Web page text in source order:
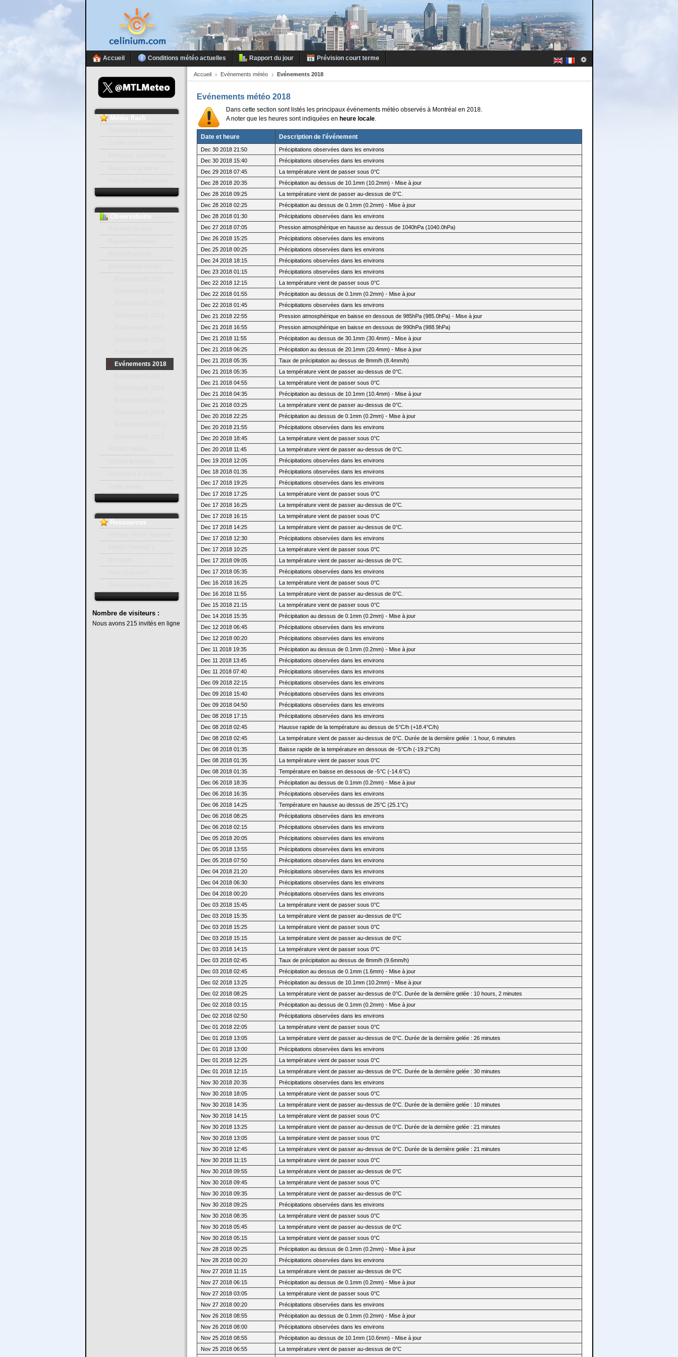
Accueil Conditions météo actuelles Rapport du jour Prévision court terme
Accueil Evénements météo Evénements 2018
Evénements météo 2018
Dans cette section sont listés les principaux événements météo observés à Montréal en 2018.
A noter que les heures sont indiquées enheure locale
Date et heure Description de l'événement
Dec 30 2018 21:50
Précipitations observées dans les environs
Dec 30 2018 15:40
Précipitations observées dans les environs
Dec 29 2018 07:45
La température vient de passer sous 0°C
Dec 28 2018 20:35
Précipitation au dessus de 10.1mm (10.2mm) - Mise à jour
Dec 28 2018 09:25
La température vient de passer au-dessus de 0°C.
Dec 28 2018 02:25
Précipitation au dessus de 0.1mm (0.2mm) - Mise à jour
Dec 28 2018 01:30
Précipitations observées dans les environs
Dec 27 2018 07:05
Pression atmosphérique en hausse au dessus de 1040hPa (1040.0hPa)
Dec 26 2018 15:25
Précipitations observées dans les environs
Dec 25 2018 00:25
Précipitations observées dans les environs
Dec 24 2018 18:15
Précipitations observées dans les environs
Dec 23 2018 01:15
Précipitations observées dans les environs
Dec 22 2018 12:15
La température vient de passer sous 0°C
Dec 22 2018 01:55
Précipitation au dessus de 0.1mm (0.2mm) - Mise à jour
Dec 22 2018 01:45
Précipitations observées dans les environs
Dec 21 2018 22:55
Pression atmosphérique en baisse en dessous de 985hPa (985.0hPa) - Mise à jour
Dec 21 2018 16:55
Pression atmosphérique en baisse en dessous de 990hPa (988.9hPa)
Dec 21 2018 11:55
Précipitation au dessus de 30.1mm (30.4mm) - Mise à jour
Dec 21 2018 06:25
Précipitation au dessus de 20.1mm (20.4mm) - Mise à jour
Dec 21 2018 05:35
Taux de précipitation au dessus de 8mm/h (8.4mm/h)
Dec 21 2018 05:35
La température vient de passer au-dessus de 0°C.
Dec 21 2018 04:55
La température vient de passer sous 0°C
Dec 21 2018 04:35
Précipitation au dessus de 10.1mm (10.4mm) - Mise à jour
Dec 21 2018 03:25
La température vient de passer au-dessus de 0°C.
Dec 20 2018 22:25
Précipitation au dessus de 0.1mm (0.2mm) - Mise à jour
Dec 20 2018 21:55
Précipitations observées dans les environs
Dec 20 2018 18:45
La température vient de passer sous 0°C
Dec 20 2018 11:45
La température vient de passer au-dessus de 0°C.
Dec 19 2018 12:05
Précipitations observées dans les environs
Dec 18 2018 01:35
Précipitations observées dans les environs
Dec 17 2018 19:25
Précipitations observées dans les environs
Dec 17 2018 17:25
La température vient de passer sous 0°C
Dec 17 2018 16:25
La température vient de passer au-dessus de 0°C.
Dec 17 2018 16:15
La température vient de passer sous 0°C
Dec 17 2018 14:25
La température vient de passer au-dessus de 0°C.
Dec 17 2018 12:30
Précipitations observées dans les environs
Dec 17 2018 10:25
La température vient de passer sous 0°C
Dec 17 2018 09:05
La température vient de passer au-dessus de 0°C.
Dec 17 2018 05:35
Précipitations observées dans les environs
Dec 16 2018 16:25
La température vient de passer sous 0°C
Dec 16 2018 11:55
La température vient de passer au-dessus de 0°C.
Dec 15 2018 21:15
La température vient de passer sous 0°C
Dec 14 2018 15:35
Précipitation au dessus de 0.1mm (0.2mm) - Mise à jour
Dec 12 2018 06:45
Précipitations observées dans les environs
Dec 12 2018 00:20
Précipitations observées dans les environs
Dec 11 2018 19:35
Précipitation au dessus de 0.1mm (0.2mm) - Mise à jour
Dec 11 2018 13:45
Précipitations observées dans les environs
Dec 11 2018 07:40
Précipitations observées dans les environs
Dec 09 2018 22:15
Précipitations observées dans les environs
Dec 09 2018 15:40
Précipitations observées dans les environs
Dec 09 2018 04:50
Précipitations observées dans les environs
Dec 08 2018 17:15
Précipitations observées dans les environs
Dec 08 2018 02:45
Hausse rapide de la température au dessus de 5°C/h (+18.4°C/h)
Dec 08 2018 02:45
La température vient de passer au-dessus de 0°C. Durée de la dernière gelée : 1 hour, 6 minutes
Dec 08 2018 01:35
Baisse rapide de la température en dessous de -5°C/h (-19.2°C/h)
Dec 08 2018 01:35
La température vient de passer sous 0°C
Dec 08 2018 01:35
Température en baisse en dessous de -5°C (-14.6°C)
Dec 06 2018 18:35
Précipitation au dessus de 0.1mm (0.2mm) - Mise à jour
Dec 06 2018 16:35
Précipitations observées dans les environs
Dec 06 2018 14:25
Température en hausse au dessus de 25°C (25.1°C)
Dec 06 2018 08:25
Précipitations observées dans les environs
Dec 06 2018 02:15
Précipitations observées dans les environs
Dec 05 2018 20:05
Précipitations observées dans les environs
Dec 05 2018 13:55
Précipitations observées dans les environs
Dec 05 2018 07:50
Précipitations observées dans les environs
Dec 04 2018 21:20
Précipitations observées dans les environs
Dec 04 2018 06:30
Précipitations observées dans les environs
Dec 04 2018 00:20
Précipitations observées dans les environs
Dec 03 2018 15:45
La température vient de passer sous 0°C
Dec 03 2018 15:35
La température vient de passer au-dessus de 0°C
Dec 03 2018 15:25
La température vient de passer sous 0°C
Dec 03 2018 15:15
La température vient de passer au-dessus de 0°C
Dec 03 2018 14:15
La température vient de passer sous 0°C
Dec 03 2018 02:45
Taux de précipitation au dessus de 8mm/h (9.6mm/h)
Dec 03 2018 02:45
Précipitation au dessus de 0.1mm (1.6mm) - Mise à jour
Dec 02 2018 13:25
Précipitation au dessus de 10.1mm (10.2mm) - Mise à jour
Dec 02 2018 08:25
La température vient de passer au-dessus de 0°C. Durée de la dernière gelée : 10 hours, 2 minutes
Dec 02 2018 03:15
Précipitation au dessus de 0.1mm (0.2mm) - Mise à jour
Dec 02 2018 02:50
Précipitations observées dans les environs
Dec 01 2018 22:05
La température vient de passer sous 0°C
Dec 01 2018 13:05
La température vient de passer au-dessus de 0°C. Durée de la dernière gelée : 26 minutes
Dec 01 2018 13:00
Précipitations observées dans les environs
Dec 01 2018 12:25
La température vient de passer sous 0°C
Dec 01 2018 12:15
La température vient de passer au-dessus de 0°C. Durée de la dernière gelée : 30 minutes
Nov 30 2018 20:35
Précipitations observées dans les environs
Nov 30 2018 18:05
La température vient de passer sous 0°C
Nov 30 2018 14:35
La température vient de passer au-dessus de 0°C. Durée de la dernière gelée : 10 minutes
Nov 30 2018 14:15
La température vient de passer sous 0°C
Nov 30 2018 13:25
La température vient de passer au-dessus de 0°C. Durée de la dernière gelée : 21 minutes
Nov 30 2018 13:05
La température vient de passer sous 0°C
Nov 30 2018 12:45
La température vient de passer au-dessus de 0°C. Durée de la dernière gelée : 21 minutes
Nov 30 2018 11:15
La température vient de passer sous 0°C
Nov 30 2018 09:55
La température vient de passer au-dessus de 0°C
Nov 30 2018 09:45
La température vient de passer sous 0°C
Nov 30 2018 09:35
La température vient de passer au-dessus de 0°C
Nov 30 2018 09:25
Précipitations observées dans les environs
Nov 30 2018 08:35
La température vient de passer sous 0°C
Nov 30 2018 05:45
La température vient de passer au-dessus de 0°C
Nov 30 2018 05:15
La température vient de passer sous 0°C
Nov 28 2018 00:25
Précipitation au dessus de 0.1mm (0.2mm) - Mise à jour
Nov 28 2018 00:20
Précipitations observées dans les environs
Nov 27 2018 11:15
La température vient de passer au-dessus de 0°C
Nov 27 2018 06:15
Précipitation au dessus de 0.1mm (0.2mm) - Mise à jour
Nov 27 2018 03:05
La température vient de passer sous 0°C
Nov 27 2018 00:20
Précipitations observées dans les environs
Nov 26 2018 08:55
Précipitation au dessus de 0.1mm (0.2mm) - Mise à jour
Nov 26 2018 08:00
Précipitations observées dans les environs
Nov 25 2018 08:55
Précipitation au dessus de 10.1mm (10.6mm) - Mise à jour
Nov 25 2018 06:55
La température vient de passer au-dessus de 0°C
Météo flash
Observations
Evénements 2018
Ressources
Nombrede visiteurs :
Nous avons 215 invités en ligne